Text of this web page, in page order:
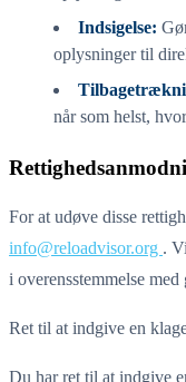
Indsigelse:
oplysninger til
når som helst,
For at udøve disse
info@reloadvisor.org .
i overensstemmelse
Ret til at indgive en
Du har ret til at indgive